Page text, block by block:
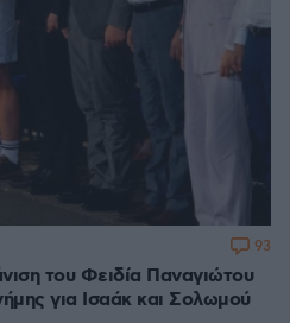
του Φειδία Παναγιώτου
για Ισαάκ και Σολωμού
93